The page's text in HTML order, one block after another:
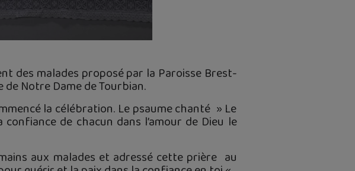
des malades proposé par la Paroisse Brest-
de Notre Dame de Tourbian.
la célébration. Le psaume chanté » Le
de chacun dans l’amour de Dieu le
aux malades et adressé cette prière au